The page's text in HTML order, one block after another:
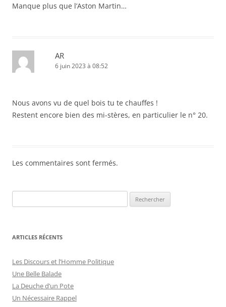
Manque plus que l’Aston Martin…
AR
6 juin 2023 à 08:52
Nous avons vu de quel bois tu te chauffes !
Restent encore bien des mi-stères, en particulier le n° 20.
Les commentaires sont fermés.
ARTICLES RÉCENTS
Les Discours et l’Homme Politique
Une Belle Balade
La Deuche d’un Pote
Un Nécessaire Rappel